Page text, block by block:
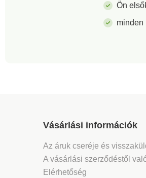
Ön
minden
Vásárlási információk
Az áruk cseréje és
A vásárlási szerződéstől
Elérhetőség